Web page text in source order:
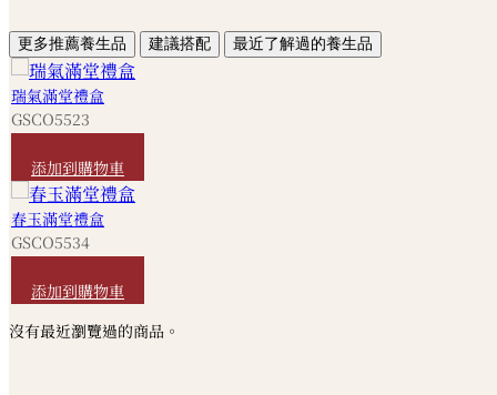
更多推薦養生品 建議搭配 最近了解過的養生品
瑞氣滿堂禮盒
GSCO5523
添加到購物車
春玉滿堂禮盒
GSCO5534
添加到購物車
沒有最近瀏覽過的商品。